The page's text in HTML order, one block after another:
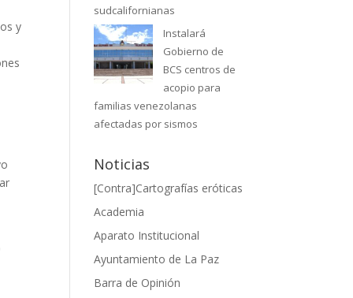
y
sudcalifornianas
Instalará
Gobierno de
BCS centros de
acopio para
familias venezolanas
afectadas por sismos
Noticias
[Contra]Cartografías eróticas
Academia
Aparato Institucional
Ayuntamiento de La Paz
Barra de Opinión